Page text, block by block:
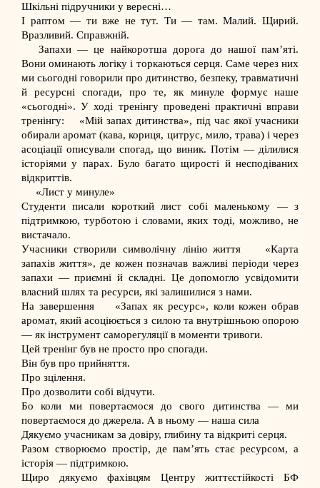
Шкільні підручники у вересні…
І раптом — ти вже не тут. Ти — там. Малий. Щирий.
Вразливий. Справжній.
Запахи — це найкоротша дорога до нашої памʼяті.
Вони оминають логіку і торкаються серця. Саме через них
ми сьогодні говорили про дитинство, безпеку, травматичні
й ресурсні спогади, про те, як минуле формує наше
«сьогодні». У ході тренінгу проведені практичні вправи
тренінгу:
«Мій запах дитинства», під час якої учасники
обирали аромат (кава, кориця, цитрус, мило, трава) і через
асоціації описували спогад, що виник. Потім — ділилися
історіями у парах. Було багато щирості й несподіваних
відкриттів.
«Лист у минуле»
Студенти писали короткий лист собі маленькому — з
підтримкою, турботою і словами, яких тоді, можливо, не
вистачало.
Учасники створили символічну лінію життя
«Карта
запахів життя», де кожен позначав важливі періоди через
запахи — приємні й складні. Це допомогло усвідомити
власний шлях та ресурси, які залишилися з нами.
На завершення
«Запах як ресурс», коли кожен обрав
аромат, який асоціюється з силою та внутрішньою опорою
— як інструмент саморегуляції в моменти тривоги.
Цей тренінг був не просто про спогади.
Він був про прийняття.
Про зцілення.
Про дозволити собі відчути.
Бо коли ми повертаємося до свого дитинства — ми
повертаємося до джерела. А в ньому — наша сила
Дякуємо учасникам за довіру, глибину та відкриті серця.
Разом створюємо простір, де памʼять стає ресурсом, а
історія — підтримкою.
Щиро дякуємо фахівцям Центру життєстійкості БФ